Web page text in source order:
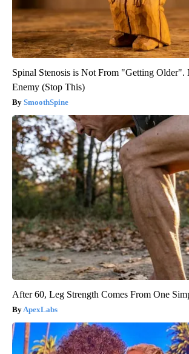
Spinal Stenosis is Not From "Getting Older".
Enemy (Stop This)
SmoothSpine
After 60, Leg Strength Comes From One
ApexLabs